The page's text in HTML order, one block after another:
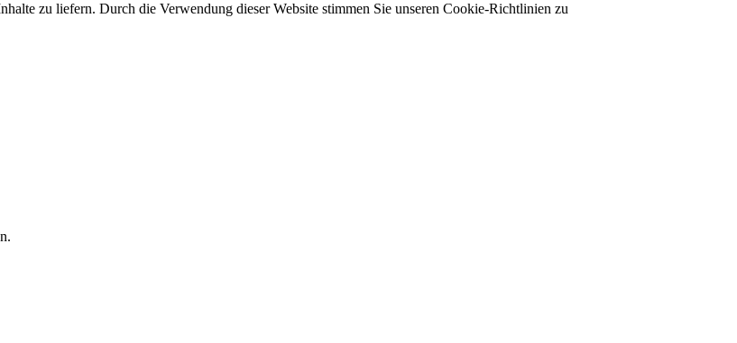
zu liefern. Durch die Verwendung dieser Website stimmen Sie unseren Cookie-Richtlinien zu